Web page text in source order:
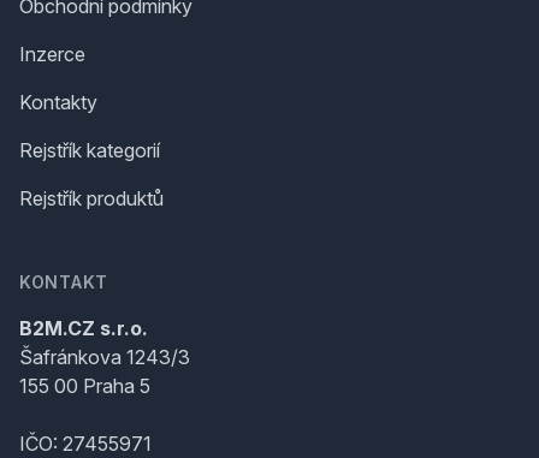
Obchodní podmínky
Inzerce
Kontakty
Rejstřík kategorií
Rejstřík produktů
KONTAKT
B2M.CZ s.r.o.
Šafránkova 1243/3
155 00 Praha 5
IČO: 27455971